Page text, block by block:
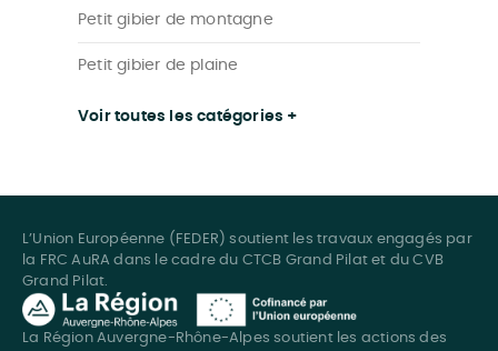
Petit gibier de montagne
Petit gibier de plaine
Voir toutes les catégories +
L’Union Européenne (FEDER) soutient les travaux engagés par
la FRC AuRA dans le cadre du CTCB Grand Pilat et du CVB
Grand Pilat.
La Région Auvergne-Rhône-Alpes soutient les actions des